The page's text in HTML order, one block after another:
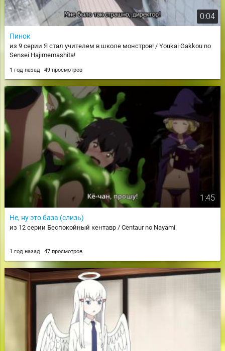
0:04
Пинок
из 9 серии Я стал учителем в школе монстров! / Youkai Gakkou no
Sensei Hajimemashita!
1 год назад 49 просмотров
1:45
Не, ну это база (слизь)
из 12 серии Беспокойный кентавр / Centaur no Nayami
1 год назад 47 просмотров